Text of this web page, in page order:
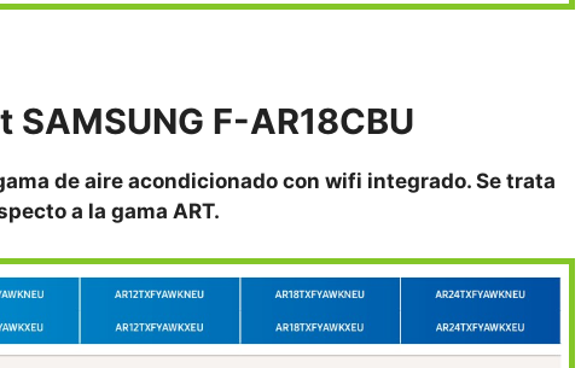
F-AR18CBU
de aire acondicionado con wifi integrado. Se trata
a la gama ART.